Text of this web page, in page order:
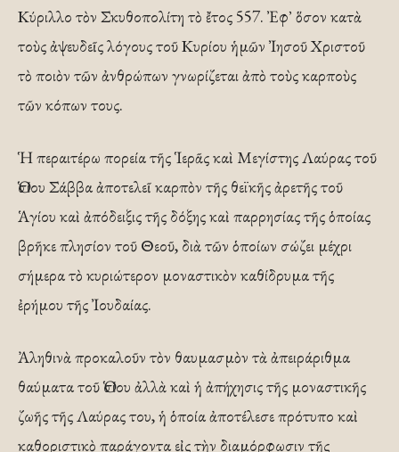
Κύριλλο τὸν Σκυθοπολίτη τὸ ἔτος 557. Ἐφ᾿ ὅσον κατὰ
τοὺς ἀψευδεῖς λόγους τοῦ Κυρίου ἡμῶν Ἰησοῦ Χριστοῦ
τὸ ποιὸν τῶν ἀνθρώπων γνωρίζεται ἀπὸ τοὺς καρποὺς
τῶν κόπων τους.
Ἡ περαιτέρω πορεία τῆς Ἱερᾶς καὶ Μεγίστης Λαύρας τοῦ
Ὁσίου Σάββα ἀποτελεῖ καρπὸν τῆς θεϊκῆς ἀρετῆς τοῦ
Ἁγίου καὶ ἀπόδειξις τῆς δόξης καὶ παρρησίας τῆς ὁποίας
βρῆκε πλησίον τοῦ Θεοῦ, διὰ τῶν ὁποίων σώζει μέχρι
σήμερα τὸ κυριώτερον μοναστικὸν καθίδρυμα τῆς
ἐρήμου τῆς Ἰουδαίας.
Ἀληθινὰ προκαλοῦν τὸν θαυμασμὸν τὰ ἀπειράριθμα
θαύματα τοῦ Ὁσίου ἀλλὰ καὶ ἡ ἀπήχησις τῆς μοναστικῆς
ζωῆς τῆς Λαύρας του, ἡ ὁποία ἀποτέλεσε πρότυπο καὶ
καθοριστικὸ παράγοντα εἰς τὴν διαμόρφωσιν τῆς